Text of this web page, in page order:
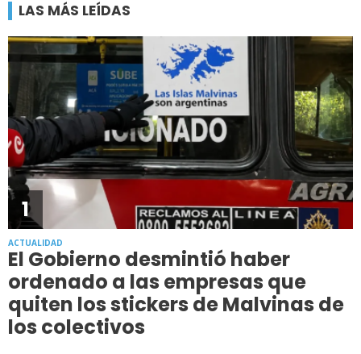
LAS MÁS LEÍDAS
1
ACTUALIDAD
El Gobierno desmintió haber
ordenado a las empresas que
quiten los stickers de Malvinas de
los colectivos